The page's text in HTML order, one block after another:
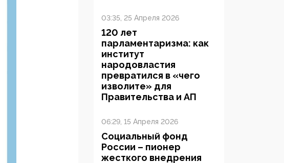
03:35, 25 Апреля 2026
120 лет
парламентаризма: как
институт
народовластия
превратился в «чего
изволите» для
Правительства и АП
06:29, 15 Апреля 2026
Социальный фонд
России – пионер
жесткого внедрения